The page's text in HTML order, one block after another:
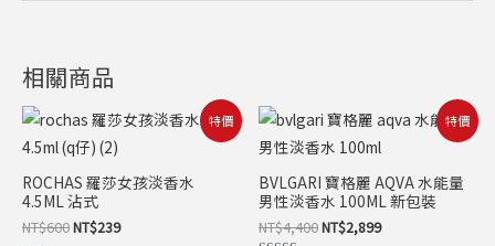
相關商品
特價
ROCHAS 羅莎女孩淡香水
4.5ML 沾式
NT$600
原
始
價
NT$600。
NT$239
目
前
NT$239。
特價
BVLGARI 寶格麗 AQVA 水能量
男性淡香水 100ML 新包裝
NT$4,400
原
始
價
NT$4,400。
NT$2,899
目
前
價
NT$2,899。